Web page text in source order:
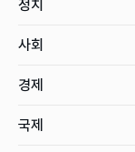
정치
사회
경제
국제